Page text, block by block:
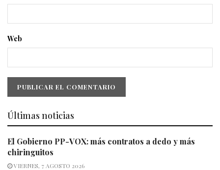
Web
Últimas noticias
El Gobierno PP-VOX: más contratos a dedo y más
chiringuitos
VIERNES, 7 AGOSTO 2026